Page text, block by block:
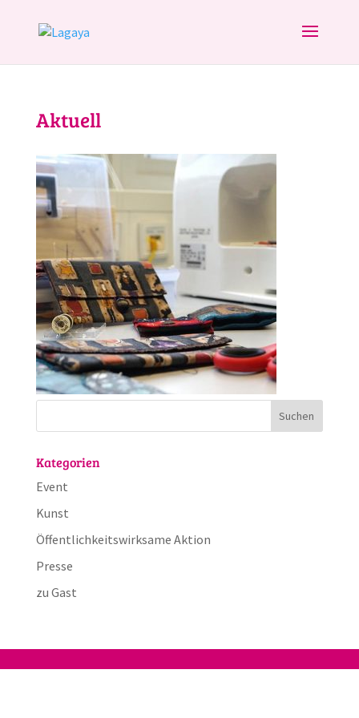
Aktuell
Kategorien
Event
Kunst
Öffentlichkeitswirksame Aktion
Presse
zu Gast